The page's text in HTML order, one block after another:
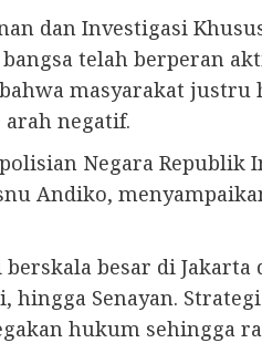
dan Investigasi
telah berperan
masyarakat
negatif.
Negara
Andiko,
besar di
hingga Senayan.
hukum sehingga